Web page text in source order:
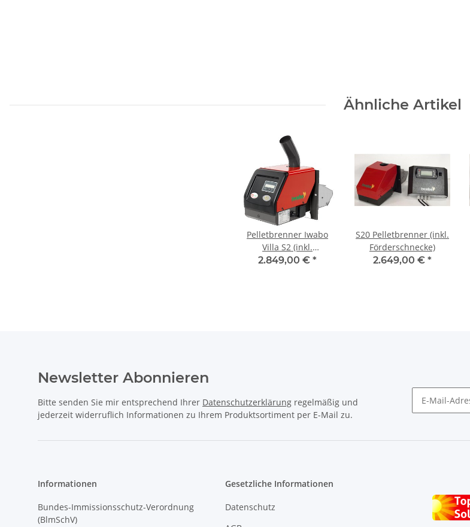
Ähnliche Artikel
Pelletbrenner Iwabo
Villa S2 (inkl.
Förderschnecke)
2.849,00 € *
S20 Pelletbrenner (inkl.
Förderschnecke)
2.649,00 € *
Newsletter Abonnieren
Bitte senden Sie mir entsprechend Ihrer Datenschutzerklärung regelmäßig und
jederzeit widerruflich Informationen zu Ihrem Produktsortiment per E-Mail zu.
Informationen
Bundes-Immissionsschutz-Verordnung
(BlmSchV)
Gesetzliche Informationen
Datenschutz